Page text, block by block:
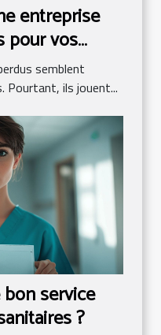
entreprise
pour vos
semblent
Pourtant, ils jouent...
service
?